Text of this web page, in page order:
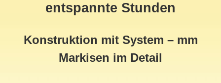
entspannte Stunden
Konstruktion mit System – mm
Markisen im Detail